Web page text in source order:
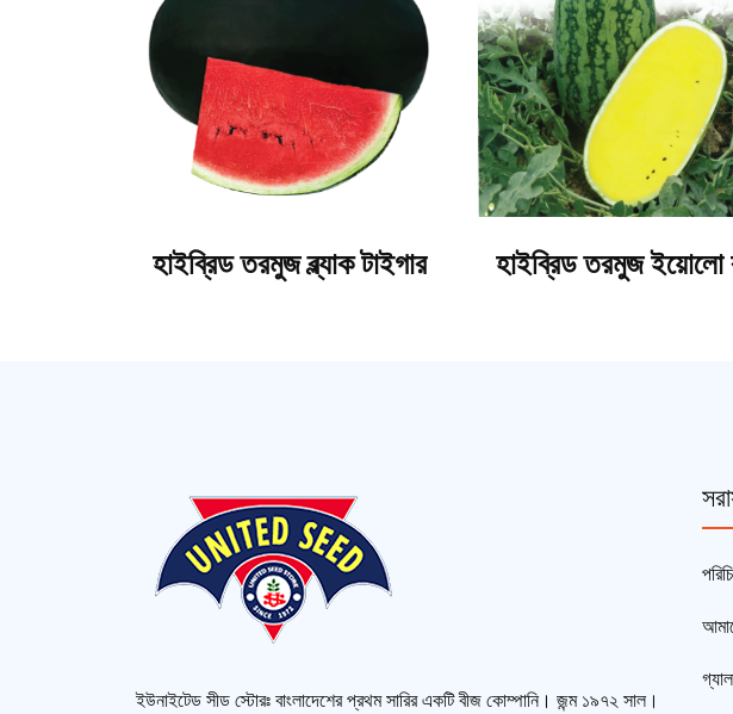
হাইব্রিড তরমুজ ব্ল্যাক টাইগার হাইব্রিড তরমুজ ইয়োলো
ইউনাইটেড সীড স্টোরঃ বাংলাদেশের প্রথম সারির একটি বীজ কোম্পানি। জন্ম ১৯৭২ সাল।